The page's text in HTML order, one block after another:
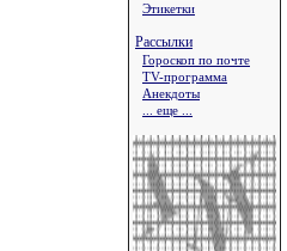
Этикетки
Рассылки
Гороскоп по почте
TV-программа
Анекдоты
... еще ...